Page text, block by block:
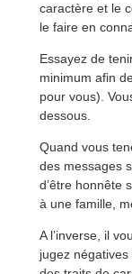
caractère et le
le faire en
Essayez de
minimum afin
pour vous).
dessous.
Quand vous
des messages
d’être honnête
à une famille,
A l’inverse, il
jugez